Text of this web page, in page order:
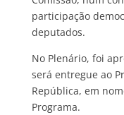
participação
deputados.
No Plenário, foi
será entregue ao
República, em
Programa.